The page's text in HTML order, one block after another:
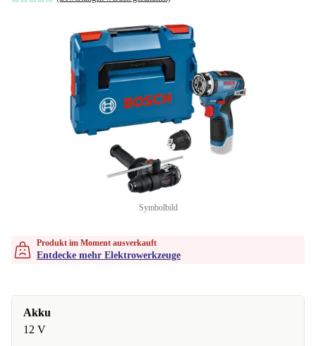
Symbolbild
Produkt im Moment ausverkauft
Entdecke mehr Elektrowerkzeuge
Akku
12 V